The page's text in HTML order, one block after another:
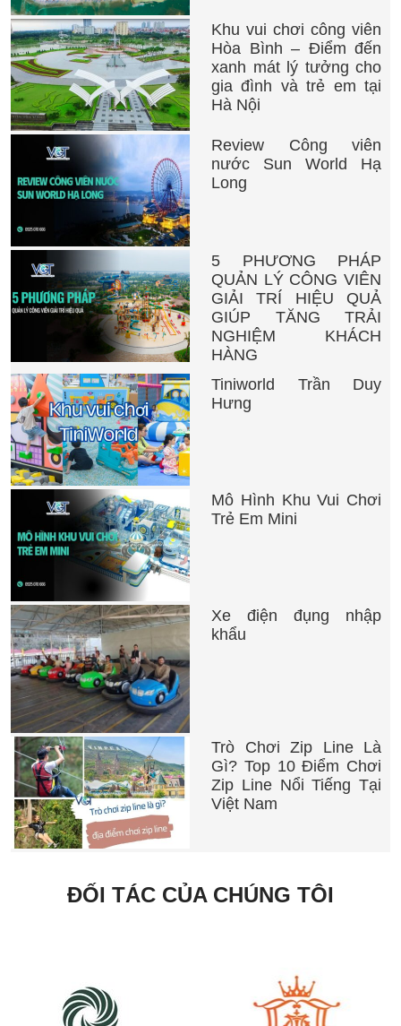
Khu vui chơi công viên
Hòa Bình – Điểm đến
xanh mát lý tưởng cho
gia đình và trẻ em tại
Hà Nội
Review Công viên
nước Sun World Hạ
Long
5 PHƯƠNG PHÁP
QUẢN LÝ CÔNG VIÊN
GIẢI TRÍ HIỆU QUẢ
GIÚP TĂNG TRẢI
NGHIỆM KHÁCH
HÀNG
Tiniworld Trần Duy
Hưng
Mô Hình Khu Vui Chơi
Trẻ Em Mini
Xe điện đụng nhập
khẩu
Trò Chơi Zip Line Là
Gì? Top 10 Điểm Chơi
Zip Line Nổi Tiếng Tại
Việt Nam
ĐỐI TÁC CỦA CHÚNG TÔI